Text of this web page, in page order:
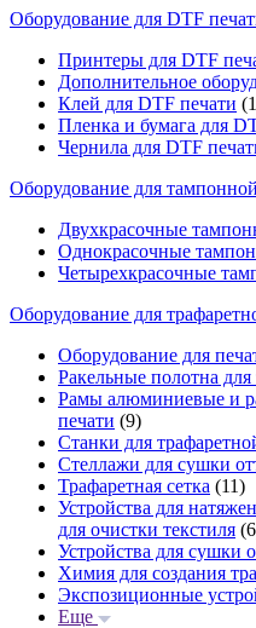
Оборудование для DTF
Принтеры для DTF
Дополнительное
Клей для DTF печати
Пленка и бумага для
Чернила для DTF
Оборудование для
Двухкрасочные
Однокрасочные
Четырехкрасочные
Оборудование для
Оборудование для
Ракельные полотна
Рамы алюминиевые и
печати (9)
Станки для
Стеллажи для сушки
Трафаретная сетка (11)
Устройства для
для очистки текстиля
Устройства для сушки
Химия для создания
Экспозиционные
Еще